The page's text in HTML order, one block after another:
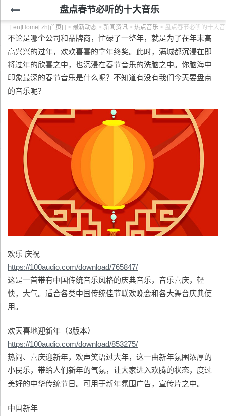
盘点春节必听的十大音乐
[:en]Home[:zh]首页[:] > 最新动态 > 新闻资讯 > 热点音乐 > 盘点春节必听的十大
不论是哪个公司和品牌商，忙碌了一整年，就是为了在年末高
高兴兴的过年，欢欢喜喜的拿年终奖。此时，满城都沉浸在即
将过年的欣喜之中，也沉浸在春节音乐的洗脑之中。你脑海中
印象最深的春节音乐是什么呢？不知道有没有我们今天要盘点
的音乐呢？
欢乐 庆祝
https://100audio.com/download/765847/
这是一首带有中国传统音乐风格的庆典音乐，音乐喜庆，轻
快，大气。适合各类中国传统佳节联欢晚会和各大舞台庆典使
用。
欢天喜地迎新年（3版本）
https://100audio.com/download/853275/
热闹、喜庆迎新年，欢声笑语过大年，这一曲新年氛围浓厚的
小民乐，带给人们新年的气氛，让大家进入欢腾的状态，度过
美好的中华传统节日。可用于新年氛围广告，宣传片之中。
中国新年